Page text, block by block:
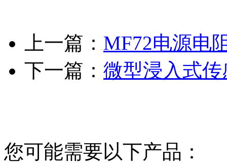
上一篇： MF72电源电
下一篇： 微型浸入式
您可能需要以下产品：